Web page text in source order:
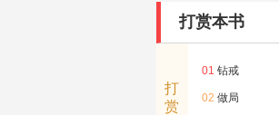
打赏本书
打
赏
01 钻戒
02 做局